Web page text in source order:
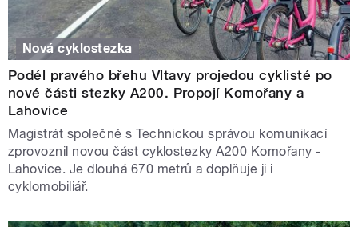
Nová cyklostezka
Podél pravého břehu Vltavy projedou cyklisté po
nové části stezky A200. Propojí Komořany a
Lahovice
Magistrát společně s Technickou správou komunikací
zprovoznil novou část cyklostezky A200 Komořany -
Lahovice. Je dlouhá 670 metrů a doplňuje ji i
cyklomobiliář.